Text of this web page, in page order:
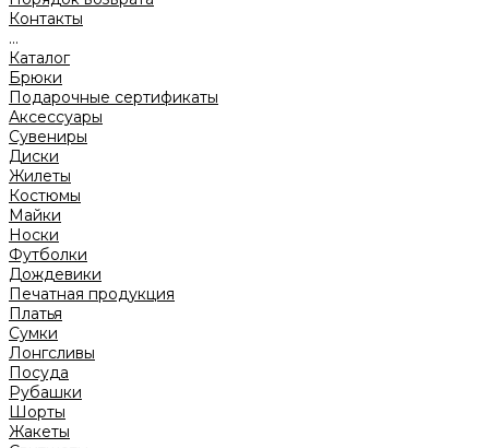
Контакты
...
Каталог
Брюки
Подарочные сертификаты
Аксессуары
Сувениры
Диски
Жилеты
Костюмы
Майки
Носки
Футболки
Дождевики
Печатная продукция
Платья
Сумки
Лонгсливы
Посуда
Рубашки
Шорты
Жакеты